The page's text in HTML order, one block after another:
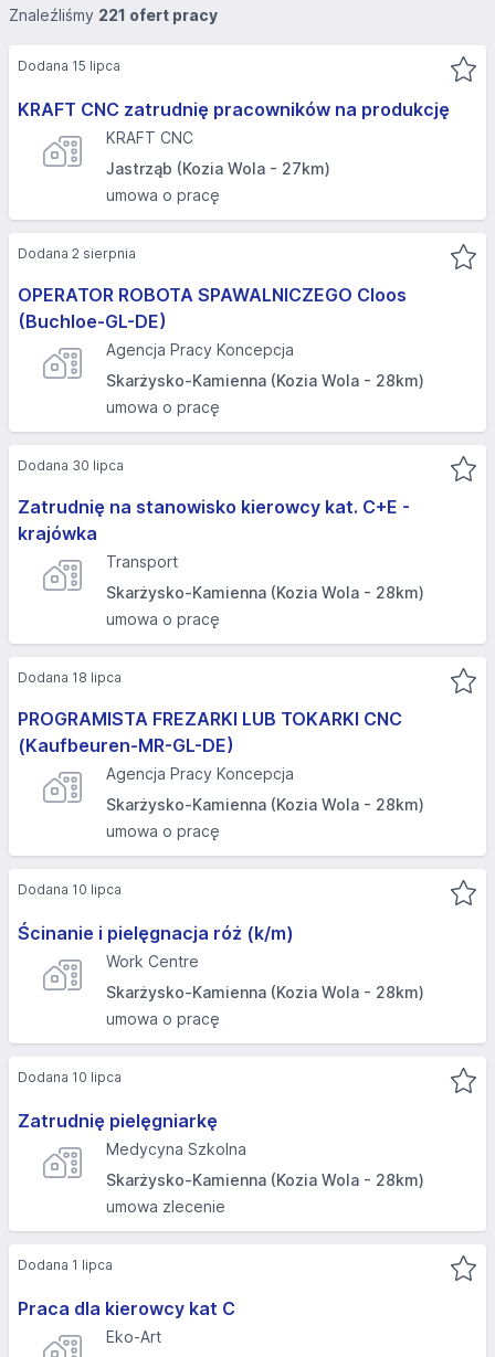
Znaleźliśmy 221 ofert pracy
KRAFT CNC zatrudnię pracowników na produkcję
KRAFT CNC
Jastrząb (Kozia Wola - 27km)
umowa o pracę
Dodana 15 lipca
OPERATOR ROBOTA SPAWALNICZEGO Cloos
(Buchloe-GL-DE)
Agencja Pracy Koncepcja
Skarżysko-Kamienna (Kozia Wola - 28km)
umowa o pracę
Dodana 2 sierpnia
Zatrudnię na stanowisko kierowcy kat. C+E -
krajówka
Transport
Skarżysko-Kamienna (Kozia Wola - 28km)
umowa o pracę
Dodana 30 lipca
PROGRAMISTA FREZARKI LUB TOKARKI CNC
(Kaufbeuren-MR-GL-DE)
Agencja Pracy Koncepcja
Skarżysko-Kamienna (Kozia Wola - 28km)
umowa o pracę
Dodana 18 lipca
Ścinanie i pielęgnacja róż (k/m)
Work Centre
Skarżysko-Kamienna (Kozia Wola - 28km)
umowa o pracę
Dodana 10 lipca
Zatrudnię pielęgniarkę
Medycyna Szkolna
Skarżysko-Kamienna (Kozia Wola - 28km)
umowa zlecenie
Dodana 10 lipca
Praca dla kierowcy kat C
Eko-Art
Dodana 1 lipca